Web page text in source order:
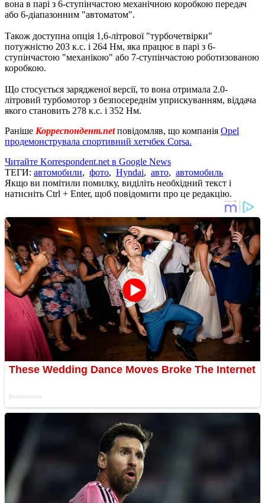
вона в парі з 6-ступінчастою механічною коробкою передач
або 6-діапазонним "автоматом".
Також доступна опція 1,6-літрової "турбочетвірки"
потужністю 203 к.с. і 264 Нм, яка працює в парі з 6-
ступінчастою "механікою" або 7-ступінчастою роботизованою
коробкою.
Що стосується зарядженої версії, то вона отримала 2.0-
літровий турбомотор з безпосереднім уприскуванням, віддача
якого становить 278 к.с. і 352 Нм.
Раніше Корреспондент.netповідомляв, що компанія Opel
продемонструвала спортивний хетчбек Corsa.
Читайте Korrespondent.net в Google News
ТЕГИ: автомобили, фото, Hyndai, авто, автомобиль
Якщо ви помітили помилку, виділіть необхідний текст і
натисніть Ctrl + Enter, щоб повідомити про це редакцію.